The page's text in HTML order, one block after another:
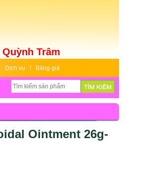
Quỳnh Trâm
Dịch vụ Bảng giá
Ointment 26g-